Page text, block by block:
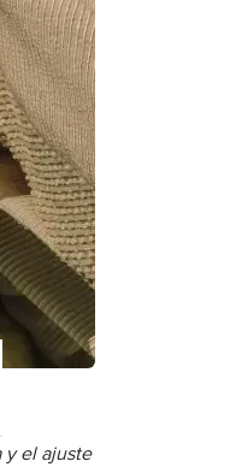
y el ajuste